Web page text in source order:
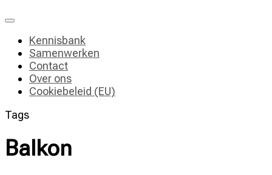
Kennisbank
Samenwerken
Contact
Over ons
Cookiebeleid (EU)
Tags
Balkon